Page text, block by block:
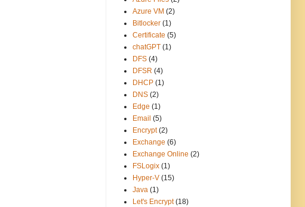
Azure VM (2)
Bitlocker (1)
Certificate (5)
chatGPT (1)
DFS (4)
DFSR (4)
DHCP (1)
DNS (2)
Edge (1)
Email (5)
Encrypt (2)
Exchange (6)
Exchange Online (2)
FSLogix (1)
Hyper-V (15)
Java (1)
Let's Encrypt (18)